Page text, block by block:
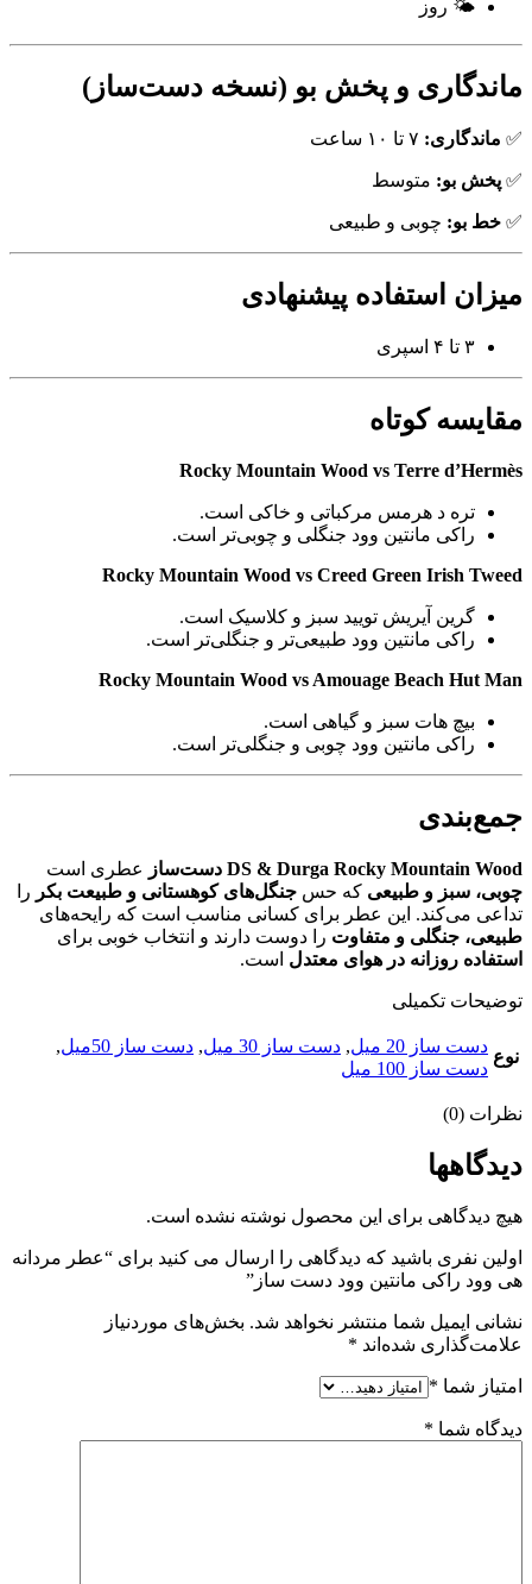
🌤 روز
ماندگاری و پخش بو (نسخه دست‌ساز)
✅ ماندگاری:
✅ پخش بو: متوسط
✅ خط بو: چوبی و طبیعی
میزان استفاده پیشنهادی
۳ تا ۴ اسپری
مقایسه کوتاه
Rocky Mountain Wood vs Terre d’Hermès
تره د هرمس مرکباتی و خاکی است.
راکی مانتین وود جنگلی و چوبی‌تر است.
Rocky Mountain Wood vs Creed Green Irish Tweed
گرین آیریش تویید سبز و کلاسیک است.
راکی مانتین وود طبیعی‌تر و جنگلی‌تر است.
Rocky Mountain Wood vs Amouage Beach Hut Man
بیچ هات سبز و گیاهی است.
راکی مانتین وود چوبی و جنگلی‌تر است.
جمع‌بندی
DS & Durga Rocky Mountain Wood دست‌ساز
عطری است
چوبی، سبز و طبیعی که حس جنگل‌های کوهستانی و طبیعت بکر را
تداعی می‌کند. این عطر برای کسانی مناسب است که رایحه‌های
طبیعی، جنگلی و متفاوت را دوست دارند و انتخاب خوبی برای
استفاده روزانه در هوای معتدل است.
توضیحات تکمیلی
نوع
دست ساز 20 میل , دست ساز 30 میل , دست ساز 50میل
,
دست ساز 100 میل
نظرات (0)
دیدگاهها
هیچ دیدگاهی برای این محصول نوشته نشده است.
اولین نفری باشید که دیدگاهی را ارسال می کنید برای “عطر مردانه
هی وود راکی مانتین وود دست ساز”
نشانی ایمیل شما منتشر نخواهد شد. بخش‌های موردنیاز
علامت‌گذاری شده‌اند *
امتیاز شما *
دیدگاه شما *